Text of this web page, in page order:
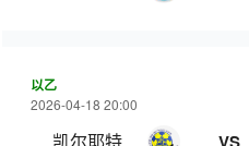
以乙
2026-04-18 20:00